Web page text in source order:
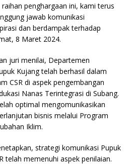
penghargaan ini, kami terus
jawab komunikasi
dan berdampak terhadap
8 Maret 2024.
juri menilai, Departemen
Kujang telah berhasil dalam
CSR di aspek pengembangan
Nanas Terintegrasi di Subang.
optimal mengomunikasikan
bisnis melalui Program
Iklim.
strategi komunikasi Pupuk
telah memenuhi aspek penilaian.